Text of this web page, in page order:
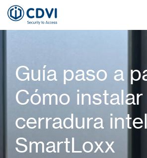
Guía paso a
Cómo
cerradura
SmartLoxx